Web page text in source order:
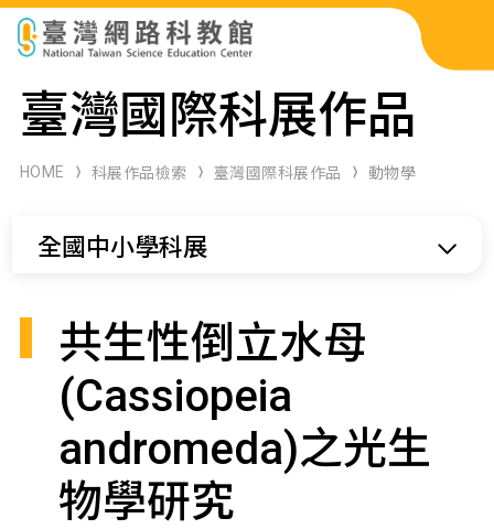
科展作品檢索
科學研習月刊
臺灣國際科展作品
HOME 科展作品檢索 臺灣國際科展作品 動物學
全國中小學科展
共生性倒立水母
(Cassiopeia
andromeda)之光生
物學研究